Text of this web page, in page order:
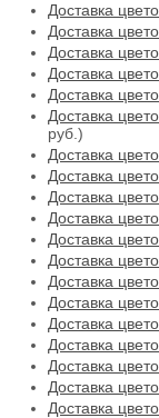
Доставка
Доставка
Доставка
Доставка
Доставка
Доставка
руб.)
Доставка
Доставка
Доставка
Доставка
Доставка
Доставка
Доставка
Доставка
Доставка
Доставка
Доставка
Доставка
Доставка